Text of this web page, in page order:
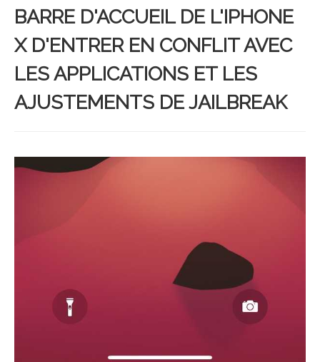
BARRE D'ACCUEIL DE L'IPHONE
X D'ENTRER EN CONFLIT AVEC
LES APPLICATIONS ET LES
AJUSTEMENTS DE JAILBREAK